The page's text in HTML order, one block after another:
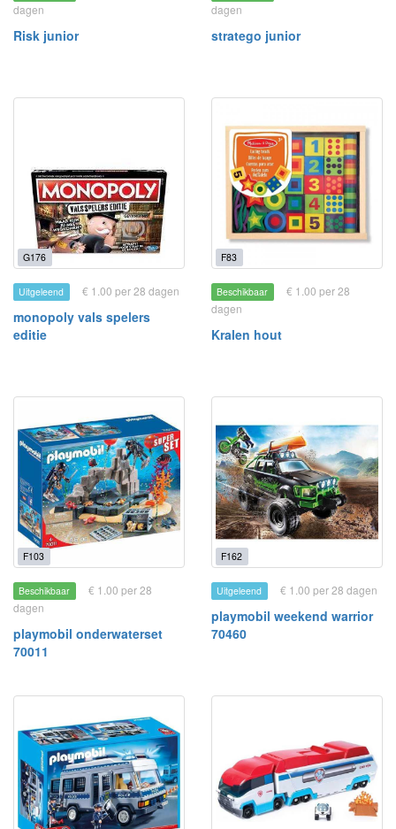
dagen
Risk junior
dagen
stratego junior
G176
Uitgeleend € 1.00 per 28 dagen
monopoly vals spelers
editie
F83
Beschikbaar
€ 1.00 per 28
dagen
Kralen hout
F103
Beschikbaar
€ 1.00 per 28
dagen
playmobil onderwaterset
70011
F162
Uitgeleend € 1.00 per 28 dagen
playmobil weekend warrior
70460